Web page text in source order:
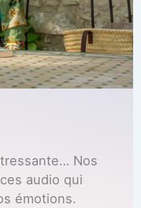
Nos
audio qui
émotions.